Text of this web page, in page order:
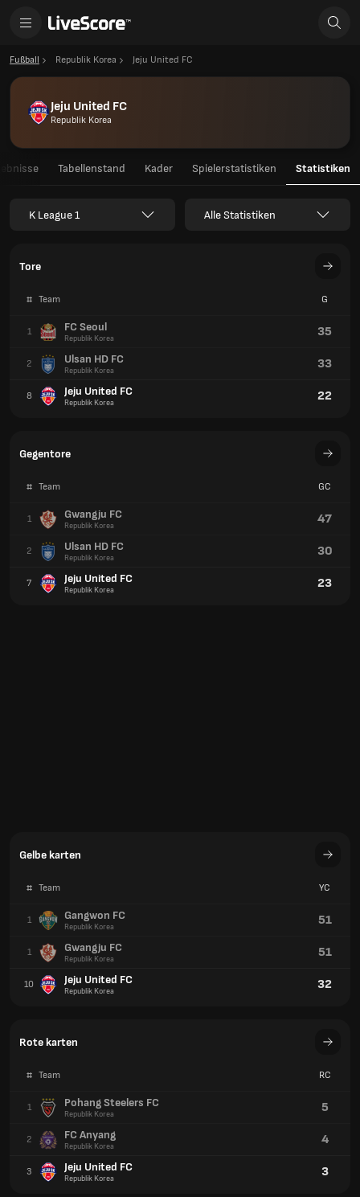
Fußball Republik Korea Jeju United FC
Jeju United FC
Republik Korea
Tabellenstand Kader Spielerstatistiken Statistiken
K League 1 Alle Statistiken
Tore
# Team G
1 FC Seoul
Republik Korea 35
2 Ulsan HD FC
Republik Korea 33
8 Jeju United FC
Republik Korea 22
Gegentore
# Team GC
1 Gwangju FC
Republik Korea 47
2 Ulsan HD FC
Republik Korea 30
7 Jeju United FC
Republik Korea 23
Gelbe karten
# Team YC
1 Gangwon FC
Republik Korea 51
1 Gwangju FC
Republik Korea 51
10 Jeju United FC
Republik Korea 32
Rote karten
# Team RC
1 Pohang Steelers FC
Republik Korea 5
2 FC Anyang
Republik Korea 4
3 Jeju United FC
Republik Korea 3